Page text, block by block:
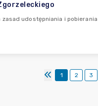
zasad udostępniania i pobierania
1 2 3